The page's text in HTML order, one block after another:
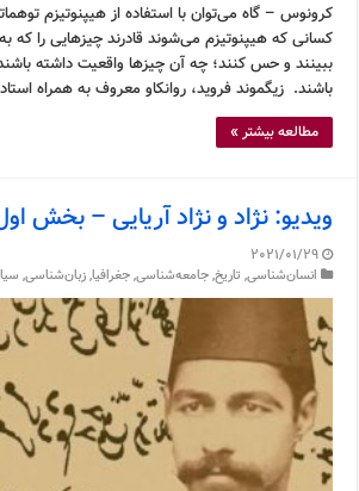
کرونوس – گاه می‌توان با استفاده از هیپنوتیزم
کسانی که هیپنوتیزم می‌شوند قادرند چیزهایی را که
ببینند و حس کنند؛ چه آن چیزها واقعیت داشته
باشند. زیگموند فروید، روانکاو معروف به همراه
مطالعه بیشتر »
ویدیو: نژاد و نژاد آریایی – بخش
2021/01/29
انسان‌شناسی, تاریخ,جامعه‌شناسی,جغرافیا,زبان‌شناسی,